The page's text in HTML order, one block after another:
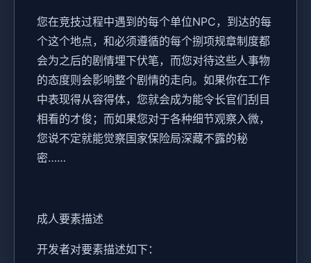
您在竞技过程中遇到的每个单位NPC，到达的每
个这个地点，和必须遵循的每个捌项规章制度都
会为之后的剧情埋下伏笔，而您对待这些人事物
的态度则会影响整个剧情的走向。如果你在工作
中表现得从容得体，您就会成为能令长官们刮目
相看的才俊；而如果您对于各种细节观察入微，
您说不定就能觉察国家保险局深藏不露的秘
密……
成人要素描述
开发者对要素描述如下：